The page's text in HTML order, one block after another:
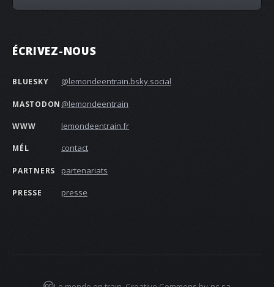
ÉCRIVEZ-NOUS
BLUESKY @lemondeentrain.bsky.social‬
MASTODON@lemondeentrain
WWW lemondeentrain.fr
MÉL contact
PARTNERS partenariats
PRESSE presse